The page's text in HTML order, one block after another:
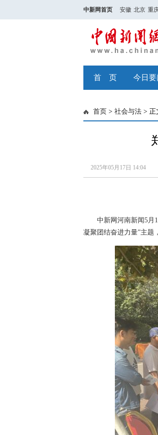
中新网首页 安徽 北京 重
首 页 今日要
首页 > 社会与法 > 正
2025年05月17日 14:04
中新网河南新闻5月17
凝聚团结奋进力量”主题